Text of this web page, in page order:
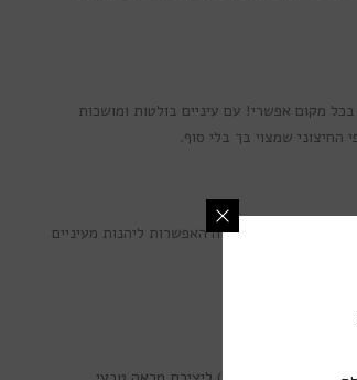
מקום אפשרי! עם עיניים בולטות ומושכות
שמצוי בך בלי סוף.
ביותר, כך שלך תהיה האפשרות ליהנות מעיניים